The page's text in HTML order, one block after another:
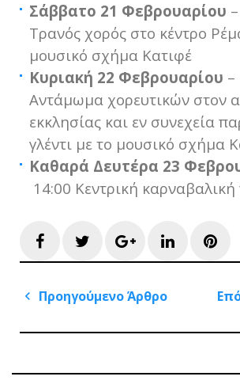
Σάββατο 21 Φεβρουαρίου
Τρανός χορός στο κέντρο
μουσικό σχήμα Κατιφέ
Κυριακή 22 Φεβρουαρίου
Αντάμωμα χορευτικών στον
εκκλησίας και εν συνεχεία
γλέντι με το μουσικό σχήμα
Καθαρά Δευτέρα 23
14:00 Κεντρική
FacebookTwitterGoogle+LinkedIn
Πλοήγηση
Προηγούμενο Άρθρο